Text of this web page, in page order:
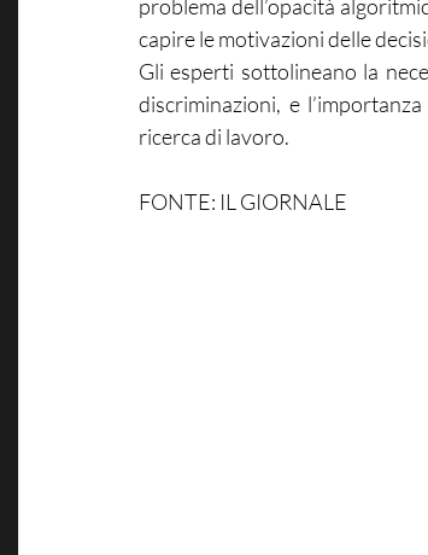
problema dell’opacità
capire le motivazioni delle
Gli esperti sottolineano la
discriminazioni, e
ricerca di lavoro.
FONTE: IL GIORNALE